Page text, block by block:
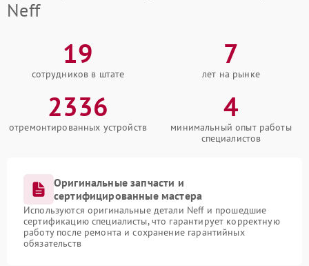
Neff
19
сотрудников в штате
7
лет на рынке
2336
отремонтированных устройств
4
минимальный опыт работы
специалистов
Оригинальные запчасти и
сертифицированные мастера
Используются оригинальные детали Neff и прошедшие
сертификацию специалисты, что гарантирует корректную
работу после ремонта и сохранение гарантийных
обязательств